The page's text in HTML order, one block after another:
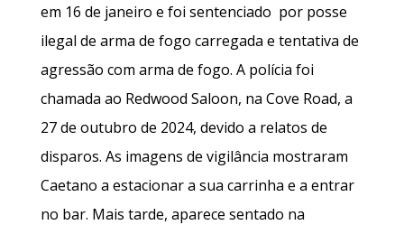
em 16 de janeiro e foi sentenciado por posse
ilegal de arma de fogo carregada e tentativa de
agressão com arma de fogo. A polícia foi
chamada ao Redwood Saloon, na Cove Road, a
27 de outubro de 2024, devido a relatos de
disparos. As imagens de vigilância mostraram
Caetano a estacionar a sua carrinha e a entrar
no bar. Mais tarde, aparece sentado na